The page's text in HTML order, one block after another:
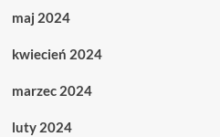
maj 2024
kwiecień 2024
marzec 2024
luty 2024